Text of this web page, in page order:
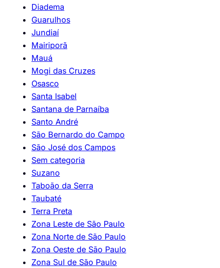
Diadema
Guarulhos
Jundiaí
Mairiporã
Mauá
Mogi das Cruzes
Osasco
Santa Isabel
Santana de Parnaíba
Santo André
São Bernardo do Campo
São José dos Campos
Sem categoria
Suzano
Taboão da Serra
Taubaté
Terra Preta
Zona Leste de São Paulo
Zona Norte de São Paulo
Zona Oeste de São Paulo
Zona Sul de São Paulo